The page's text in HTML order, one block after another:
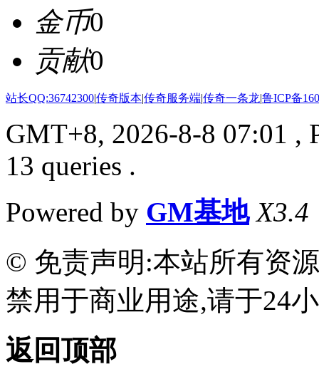
金币0
贡献0
站长QQ:36742300|传奇版本|传奇服务端|传奇一条龙|鲁ICP备
GMT+8, 2026-8-8 07:01 ,
13 queries .
Powered by GM基地 X3.4
© 免责声明:本站所有资
禁用于商业用途,请于24
返回顶部